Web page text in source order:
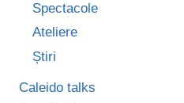
Spectacole
Ateliere
Știri
Caleido talks